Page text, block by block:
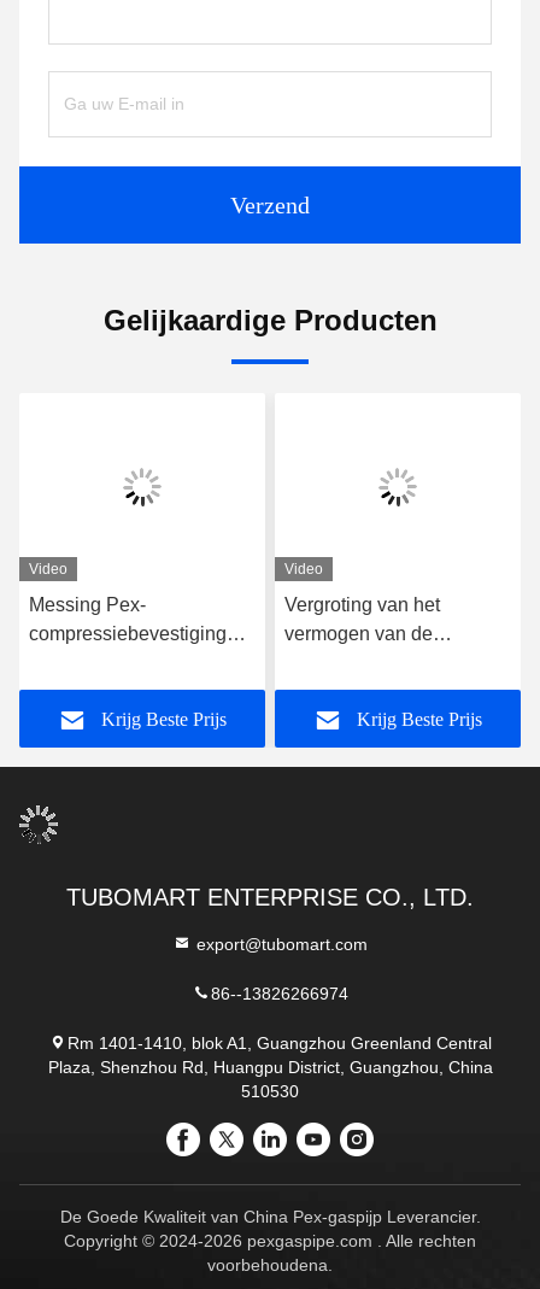
Verzend
Gelijkaardige Producten
Video
Messing Pex-
compressiebevestigingen
meerlagige Pex-
waterpijpbevestigingen
Krijg Beste Prijs
Video
Vergroting van het
vermogen van de
Krijg Beste Prijs
TUBOMART ENTERPRISE CO., LTD.
export@tubomart.com
86--13826266974
Rm 1401-1410, blok A1, Guangzhou Greenland Central
Plaza, Shenzhou Rd, Huangpu District, Guangzhou, China
510530
De Goede Kwaliteit van China Pex-gaspijp Leverancier.
Copyright © 2024-2026 pexgaspipe.com . Alle rechten
voorbehoudena.